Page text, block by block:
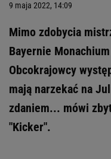
9 maja 2022, 14:09
Mimo zdobycia
Bayernie
Obcokrajowcy
mają narzekać na
zdaniem... mówi
"Kicker".